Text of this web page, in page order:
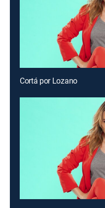
Cortá por Lozano